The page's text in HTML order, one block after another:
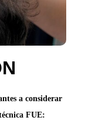
a considerar
FUE: